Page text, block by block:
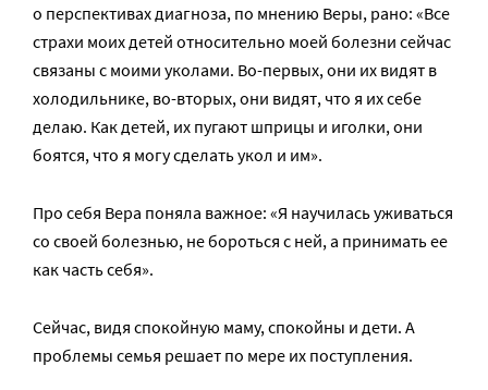
о перспективах диагноза, по мнению Веры, рано: «Все
страхи моих детей относительно моей болезни сейчас
связаны с моими уколами. Во-первых, они их видят в
холодильнике, во-вторых, они видят, что я их себе
делаю. Как детей, их пугают шприцы и иголки, они
боятся, что я могу сделать укол и им».
Про себя Вера поняла важное: «Я научилась уживаться
со своей болезнью, не бороться с ней, а принимать ее
как часть себя».
Сейчас, видя спокойную маму, спокойны и дети. А
проблемы семья решает по мере их поступления.